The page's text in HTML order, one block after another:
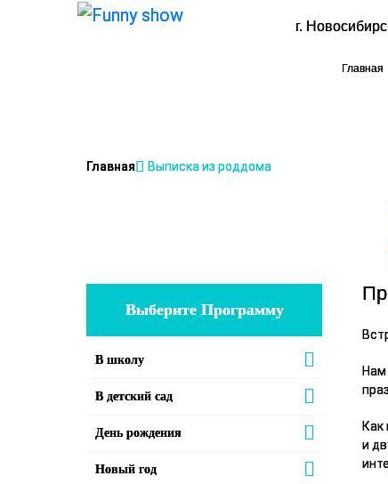
г.
Главная
Главная Выписка из роддома
Выберите Программу
В школу
В детский сад
День рождения
Новый год
Нам
Как
и